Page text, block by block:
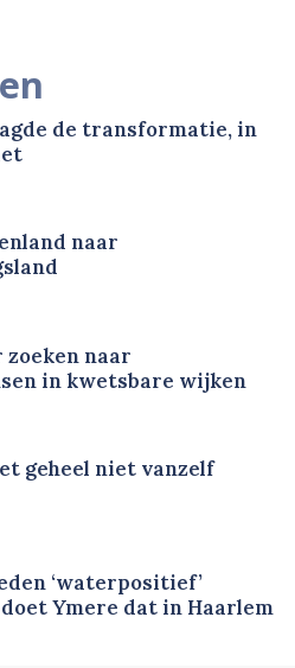
de transformatie, in
naar
zoeken naar
in kwetsbare wijken
geheel niet vanzelf
‘waterpositief’
doet Ymere dat in Haarlem